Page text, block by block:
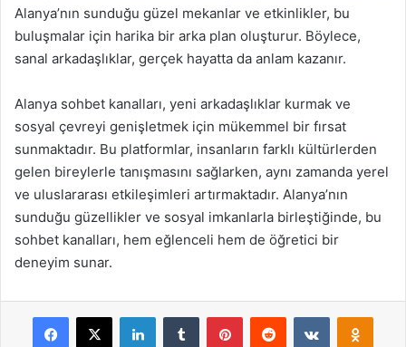
Alanya’nın sunduğu güzel mekanlar ve etkinlikler, bu
buluşmalar için harika bir arka plan oluşturur. Böylece,
sanal arkadaşlıklar, gerçek hayatta da anlam kazanır.
Alanya sohbet kanalları, yeni arkadaşlıklar kurmak ve
sosyal çevreyi genişletmek için mükemmel bir fırsat
sunmaktadır. Bu platformlar, insanların farklı kültürlerden
gelen bireylerle tanışmasını sağlarken, aynı zamanda yerel
ve uluslararası etkileşimleri artırmaktadır. Alanya’nın
sunduğu güzellikler ve sosyal imkanlarla birleştiğinde, bu
sohbet kanalları, hem eğlenceli hem de öğretici bir
deneyim sunar.
Facebook
X LinkedInTumblr PinterestReddit VKontakte